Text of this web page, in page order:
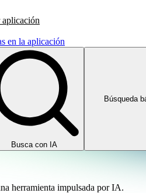
aplicación
en la aplicación
Busca con IA
Búsqueda
herramienta impulsada por IA.